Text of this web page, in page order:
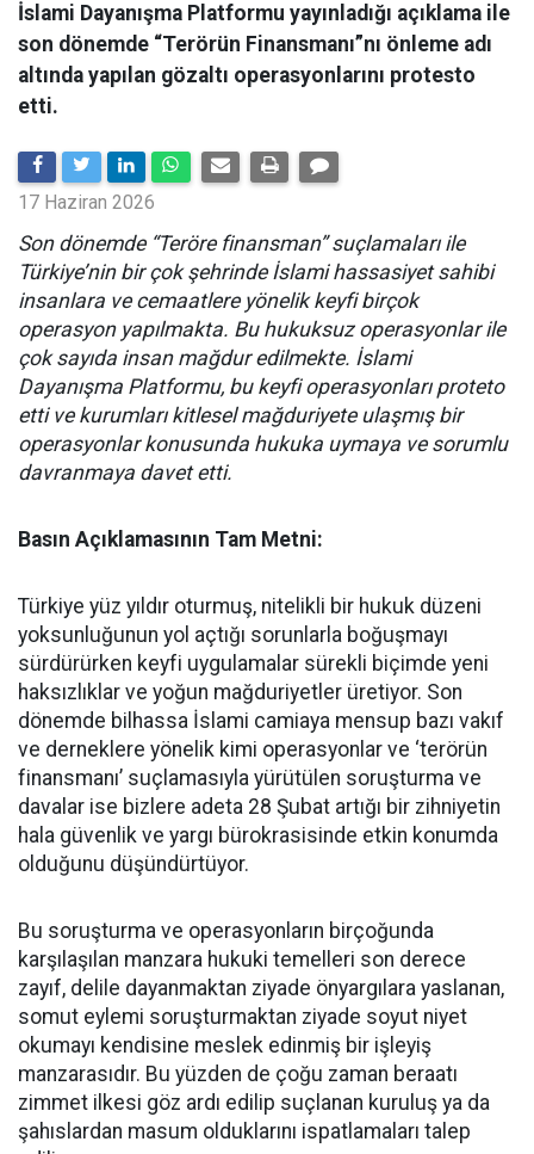
İslami Dayanışma Platformu yayınladığı açıklama ile
son dönemde “Terörün Finansmanı”nı önleme adı
altında yapılan gözaltı operasyonlarını protesto
etti.
17 Haziran 2026
Son dönemde “Teröre finansman” suçlamaları ile
Türkiye’nin bir çok şehrinde İslami hassasiyet sahibi
insanlara ve cemaatlere yönelik keyfi birçok
operasyon yapılmakta. Bu hukuksuz operasyonlar ile
çok sayıda insan mağdur edilmekte. İslami
Dayanışma Platformu, bu keyfi operasyonları proteto
etti ve kurumları kitlesel mağduriyete ulaşmış bir
operasyonlar konusunda hukuka uymaya ve sorumlu
davranmaya davet etti.
Basın Açıklamasının Tam Metni:
Türkiye yüz yıldır oturmuş, nitelikli bir hukuk düzeni
yoksunluğunun yol açtığı sorunlarla boğuşmayı
sürdürürken keyfi uygulamalar sürekli biçimde yeni
haksızlıklar ve yoğun mağduriyetler üretiyor. Son
dönemde bilhassa İslami camiaya mensup bazı vakıf
ve derneklere yönelik kimi operasyonlar ve ‘terörün
finansmanı’ suçlamasıyla yürütülen soruşturma ve
davalar ise bizlere adeta 28 Şubat artığı bir zihniyetin
hala güvenlik ve yargı bürokrasisinde etkin konumda
olduğunu düşündürtüyor.
Bu soruşturma ve operasyonların birçoğunda
karşılaşılan manzara hukuki temelleri son derece
zayıf, delile dayanmaktan ziyade önyargılara yaslanan,
somut eylemi soruşturmaktan ziyade soyut niyet
okumayı kendisine meslek edinmiş bir işleyiş
manzarasıdır. Bu yüzden de çoğu zaman beraatı
zimmet ilkesi göz ardı edilip suçlanan kuruluş ya da
şahıslardan masum olduklarını ispatlamaları talep